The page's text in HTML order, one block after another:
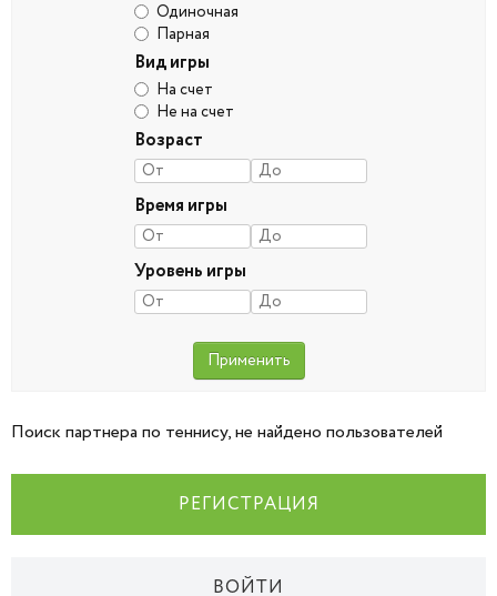
Одиночная
Парная
Вид игры
На счет
Не на счет
Возраст
Время игры
Уровень игры
Поиск партнера по теннису, не найдено пользователей
РЕГИСТРАЦИЯ
ВОЙТИ